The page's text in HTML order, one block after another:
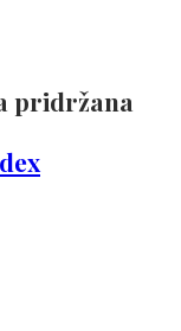
pridržana